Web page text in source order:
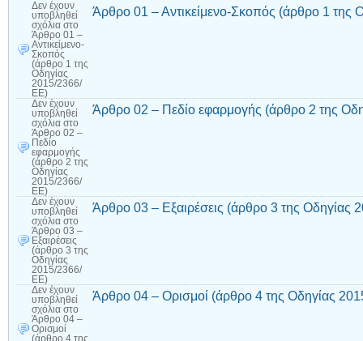
Δεν έχουν
υποβληθεί
σχόλια στο
Άρθρο 01 –
Αντικείμενο-
Σκοπός
(άρθρο 1 της
Οδηγίας
2015/2366/
ΕΕ)
Άρθρο 01 – Αντικείμενο-Σκοπός (άρθρο 1 της
Δεν έχουν
υποβληθεί
σχόλια στο
Άρθρο 02 –
Πεδίο
εφαρμογής
(άρθρο 2 της
Οδηγίας
2015/2366/
ΕΕ)
Άρθρο 02 – Πεδίο εφαρμογής (άρθρο 2 της
Δεν έχουν
υποβληθεί
σχόλια στο
Άρθρο 03 –
Εξαιρέσεις
(άρθρο 3 της
Οδηγίας
2015/2366/
ΕΕ)
Άρθρο 03 – Εξαιρέσεις (άρθρο 3 της Οδηγίας
Δεν έχουν
υποβληθεί
σχόλια στο
Άρθρο 04 –
Ορισμοί
(άρθρο 4 της
Άρθρο 04 – Ορισμοί (άρθρο 4 της Οδηγίας